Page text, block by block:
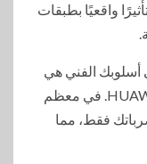
واقعيًا بطبقات
أسلوبك الفني هي
إيماءة التدوير في قلم HUAWEI M-Pencil Pro. في معظم
ضرباتك فقط، مما